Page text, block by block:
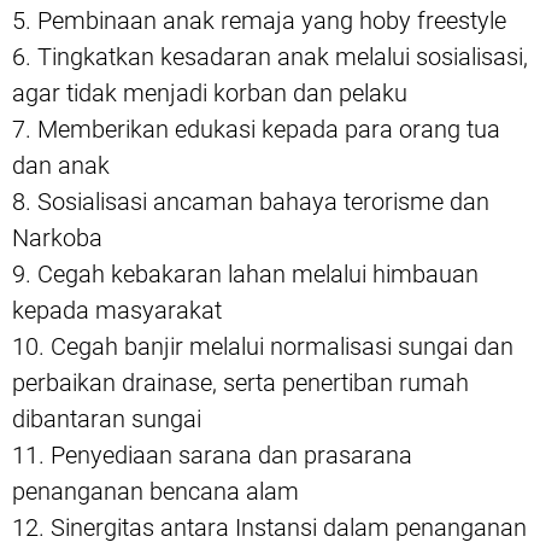
5. Pembinaan anak remaja yang hoby freestyle
6. Tingkatkan kesadaran anak melalui sosialisasi,
agar tidak menjadi korban dan pelaku
7. Memberikan edukasi kepada para orang tua
dan anak
8. Sosialisasi ancaman bahaya terorisme dan
Narkoba
9. Cegah kebakaran lahan melalui himbauan
kepada masyarakat
10. Cegah banjir melalui normalisasi sungai dan
perbaikan drainase, serta penertiban rumah
dibantaran sungai
11. Penyediaan sarana dan prasarana
penanganan bencana alam
12. Sinergitas antara Instansi dalam penanganan